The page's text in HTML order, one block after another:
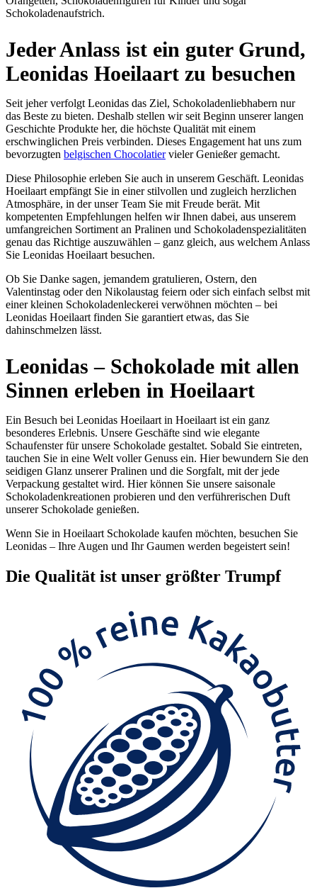
Schokoladenaufstrich.
Jeder Anlass ist ein guter Grund,
Leonidas Hoeilaart zu besuchen
Seit jeher verfolgt Leonidas das Ziel, Schokoladenliebhabern nur
das Beste zu bieten. Deshalb stellen wir seit Beginn unserer langen
Geschichte Produkte her, die höchste Qualität mit einem
erschwinglichen Preis verbinden. Dieses Engagement hat uns zum
bevorzugten belgischen Chocolatiervieler Genießer gemacht.
Diese Philosophie erleben Sie auch in unserem Geschäft. Leonidas
Hoeilaart empfängt Sie in einer stilvollen und zugleich herzlichen
Atmosphäre, in der unser Team Sie mit Freude berät. Mit
kompetenten Empfehlungen helfen wir Ihnen dabei, aus unserem
umfangreichen Sortiment an Pralinen und Schokoladenspezialitäten
genau das Richtige auszuwählen – ganz gleich, aus welchem Anlass
Sie Leonidas Hoeilaart besuchen.
Ob Sie Danke sagen, jemandem gratulieren, Ostern, den
Valentinstag oder den Nikolaustag feiern oder sich einfach selbst mit
einer kleinen Schokoladenleckerei verwöhnen möchten – bei
Leonidas Hoeilaart finden Sie garantiert etwas, das Sie
dahinschmelzen lässt.
Leonidas – Schokolade mit allen
Sinnen erleben in Hoeilaart
Ein Besuch bei Leonidas Hoeilaart in Hoeilaart ist ein ganz
besonderes Erlebnis. Unsere Geschäfte sind wie elegante
Schaufenster für unsere Schokolade gestaltet. Sobald Sie eintreten,
tauchen Sie in eine Welt voller Genuss ein. Hier bewundern Sie den
seidigen Glanz unserer Pralinen und die Sorgfalt, mit der jede
Verpackung gestaltet wird. Hier können Sie unsere saisonale
Schokoladenkreationen probieren und den verführerischen Duft
unserer Schokolade genießen.
Wenn Sie in Hoeilaart Schokolade kaufen möchten, besuchen Sie
Leonidas – Ihre Augen und Ihr Gaumen werden begeistert sein!
Die Qualität ist unser größter Trumpf